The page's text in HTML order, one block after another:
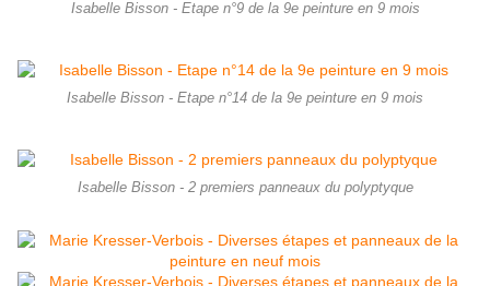
Isabelle Bisson - Etape n°9 de la 9e peinture en 9 mois
Isabelle Bisson - Etape n°14 de la 9e peinture en 9 mois
Isabelle Bisson - 2 premiers panneaux du polyptyque